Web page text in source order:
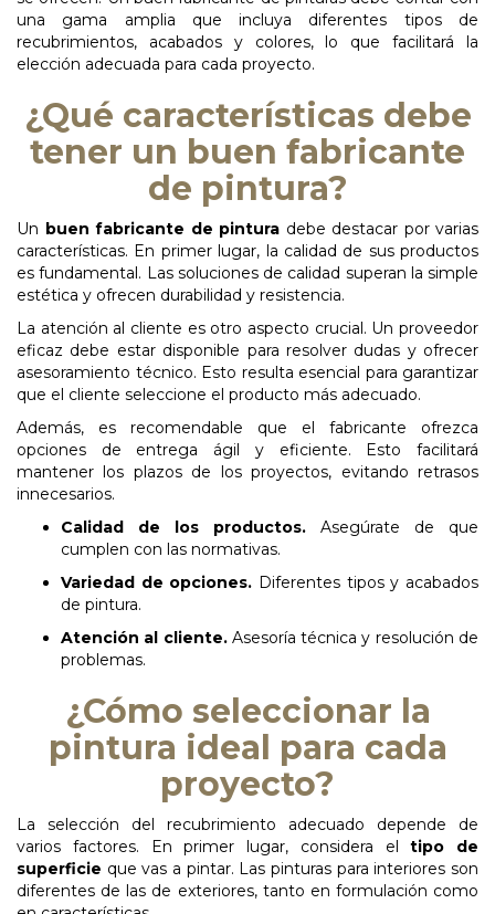
una gama amplia que incluya diferentes tipos de
recubrimientos, acabados y colores, lo que facilitará la
elección adecuada para cada proyecto.
¿Qué características debe
tener un buen fabricante
de pintura?
Un buen fabricante de pintura debe destacar por varias
características. En primer lugar, la calidad de sus productos
es fundamental. Las soluciones de calidad superan la simple
estética y ofrecen durabilidad y resistencia.
La atención al cliente es otro aspecto crucial. Un proveedor
eficaz debe estar disponible para resolver dudas y ofrecer
asesoramiento técnico. Esto resulta esencial para garantizar
que el cliente seleccione el producto más adecuado.
Además, es recomendable que el fabricante ofrezca
opciones de entrega ágil y eficiente. Esto facilitará
mantener los plazos de los proyectos, evitando retrasos
innecesarios.
Calidad de los productos. Asegúrate de que
cumplen con las normativas.
Variedad de opciones. Diferentes tipos y acabados
de pintura.
Atención al cliente. Asesoría técnica y resolución de
problemas.
¿Cómo seleccionar la
pintura ideal para cada
proyecto?
La selección del recubrimiento adecuado depende de
varios factores. En primer lugar, considera eltipo de
superficie que vas a pintar. Las pinturas para interiores son
diferentes de las de exteriores, tanto en formulación como